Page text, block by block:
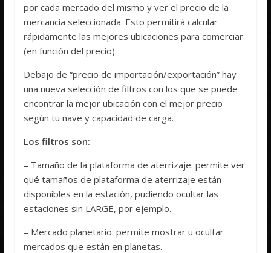
por cada mercado del mismo y ver el precio de la
mercancía seleccionada. Esto permitirá calcular
rápidamente las mejores ubicaciones para comerciar
(en función del precio).
Debajo de “precio de importación/exportación” hay
una nueva selección de filtros con los que se puede
encontrar la mejor ubicación con el mejor precio
según tu nave y capacidad de carga.
Los filtros son:
– Tamaño de la plataforma de aterrizaje: permite ver
qué tamaños de plataforma de aterrizaje están
disponibles en la estación, pudiendo ocultar las
estaciones sin LARGE, por ejemplo.
– Mercado planetario: permite mostrar u ocultar
mercados que están en planetas.